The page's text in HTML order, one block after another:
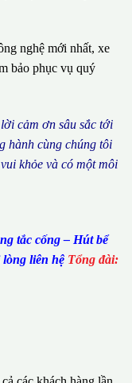
nghệ mới nhất, xe
bảo phục vụ quý
ời cảm ơn sâu sắc tới
hành cùng chúng tôi
khỏe và có một môi
tắc cống – Hút bể
liên hệ Tổng đài: